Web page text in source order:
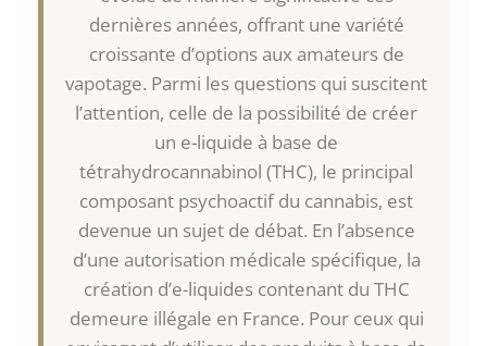
dernières années, offrant une variété
croissante d’options aux amateurs de
vapotage. Parmi les questions qui suscitent
l’attention, celle de la possibilité de créer
un e-liquide à base de
tétrahydrocannabinol (THC), le principal
composant psychoactif du cannabis, est
devenue un sujet de débat. En l’absence
d’une autorisation médicale spécifique, la
création d’e-liquides contenant du THC
demeure illégale en France. Pour ceux qui